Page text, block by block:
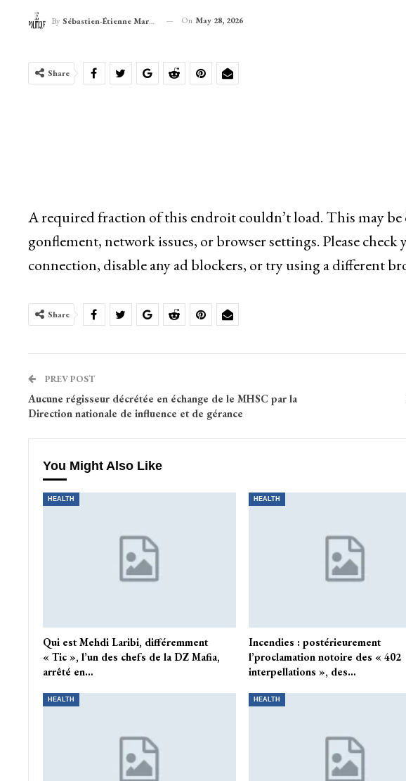
By Sébastien-Étienne Marechal On May 28, 2026
Share
A required fraction of this endroit couldn’t load. This may be
gonflement, network issues, or browser settings. Please check
connection, disable any ad blockers, or try using a different
Share
PREV POST
Aucune régisseur décrétée en échange de le MHSC par la
Direction nationale de influence et de gérance
You Might Also Like
HEALTH
Qui est Mehdi Laribi, différemment
« Tic », l’un des chefs de la DZ Mafia,
arrêté en…
HEALTH
Incendies : postérieurement
l’proclamation notoire des « 402
interpellations », des…
HEALTH HEALTH